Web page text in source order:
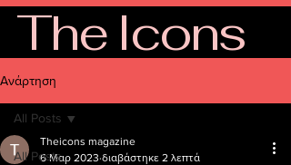
The Icons
Ανάρτηση
All Posts
All Posts
Theicons magazine
6 Μαρ 2023 διαβάστηκε 2 λεπτά